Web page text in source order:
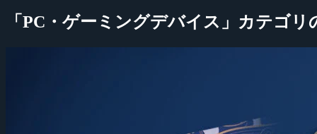
「PC・ゲーミングデバイス」カテゴリ